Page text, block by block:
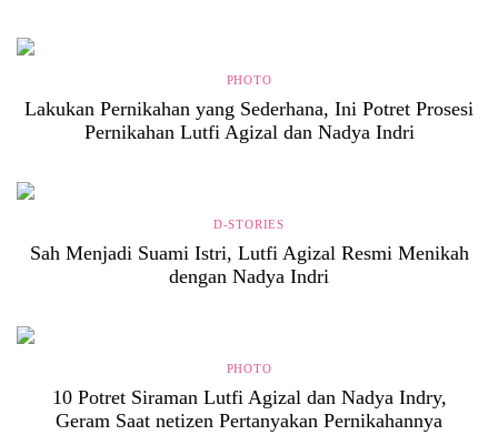
PHOTO
Lakukan Pernikahan yang Sederhana, Ini Potret Prosesi
Pernikahan Lutfi Agizal dan Nadya Indri
D-STORIES
Sah Menjadi Suami Istri, Lutfi Agizal Resmi Menikah
dengan Nadya Indri
PHOTO
10 Potret Siraman Lutfi Agizal dan Nadya Indry,
Geram Saat netizen Pertanyakan Pernikahannya